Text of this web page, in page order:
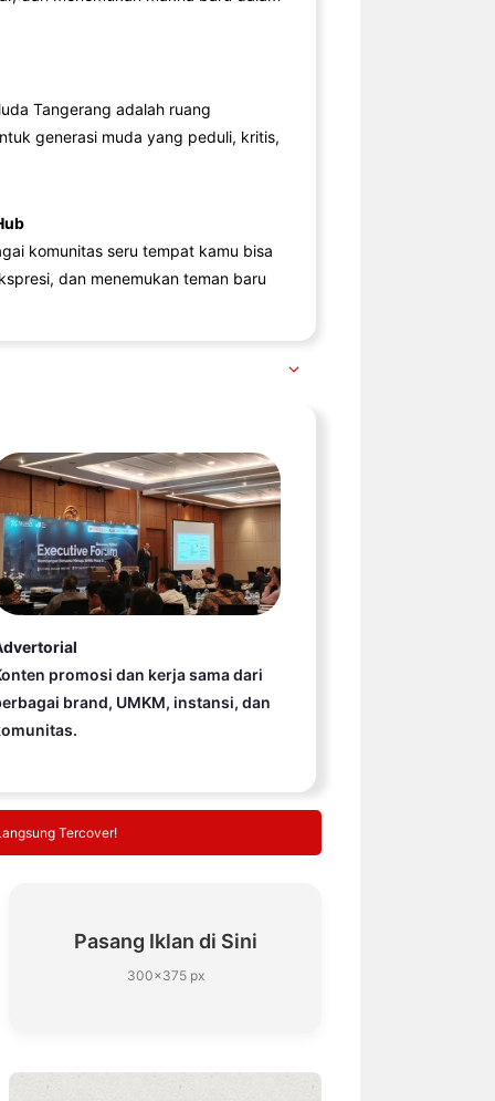
Tangerang adalah ruang
generasi muda yang peduli, kritis,
komunitas seru tempat kamu bisa
dan menemukan teman baru
promosi dan kerja sama dari
brand, UMKM, instansi, dan
Tercover!
Pasang Iklan di Sini
300×375 px